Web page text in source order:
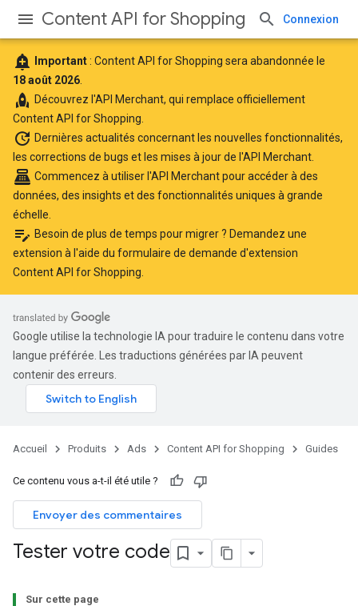
Content API for Shopping Connexion
add_alert Important: Content API for Shopping sera abandonnée le
18 août 2026
rocket Découvrez l'API Merchant, qui remplace officiellement
Content API for Shopping.
update Dernières actualités concernant les nouvelles fonctionnalités,
les corrections de bugs et les mises à jour de l'API Merchant.
point_of_sale Commencez à utiliser l'API Merchantpour accéder à des
données, des insights et des fonctionnalités uniques à grande
échelle.
edit_note Besoin de plus de temps pour migrer ? Demandez une
extension à l'aide du formulaire de demande d'extension
Content API for Shopping
Google utilise la technologie IA pour traduire le contenu dans votre
langue préférée. Les traductions générées par IA peuvent
contenir des erreurs.
Accueil Produits Ads Content API for Shopping Guides
Ce contenu vous a-t-il été utile ?
Envoyer des commentaires
Tester votre code
Sur cette page